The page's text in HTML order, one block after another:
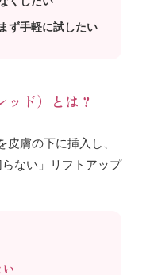
ず手軽に試したい
ド）とは？
膚の下に挿入し、
ない」リフトアップ